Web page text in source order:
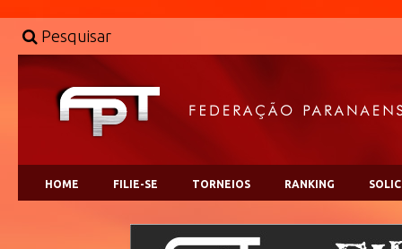
Pesquisar
HOME FILIE-SE TORNEIOS RANKING